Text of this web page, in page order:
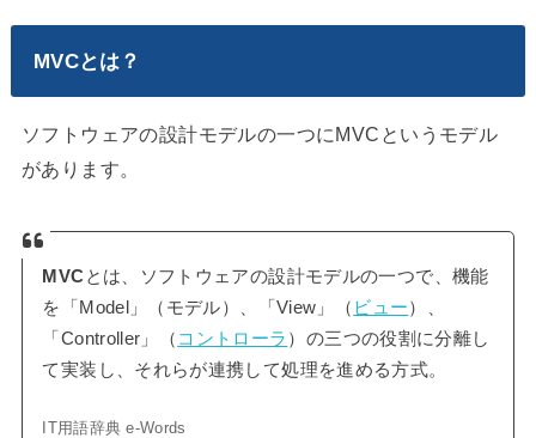
MVCとは？
ソフトウェアの設計モデルの一つにMVCというモデル
があります。
MVCとは、ソフトウェアの設計モデルの一つで、機能
を「Model」（モデル）、「View」（ ビュー）、
「Controller」（ コントローラ ）の三つの役割に分離し
て実装し、それらが連携して処理を進める方式。
IT用語辞典 e-Words